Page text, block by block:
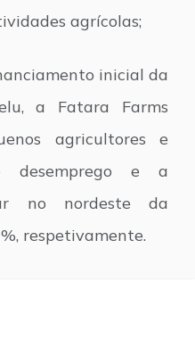
agrícolas;
inicial da
a Fatara Farms
agricultores e
e a
no nordeste da
respetivamente.